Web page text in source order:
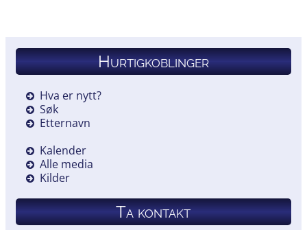
Hurtigkoblinger
Hva er nytt?
Søk
Etternavn
Kalender
Alle media
Kilder
Ta kontakt